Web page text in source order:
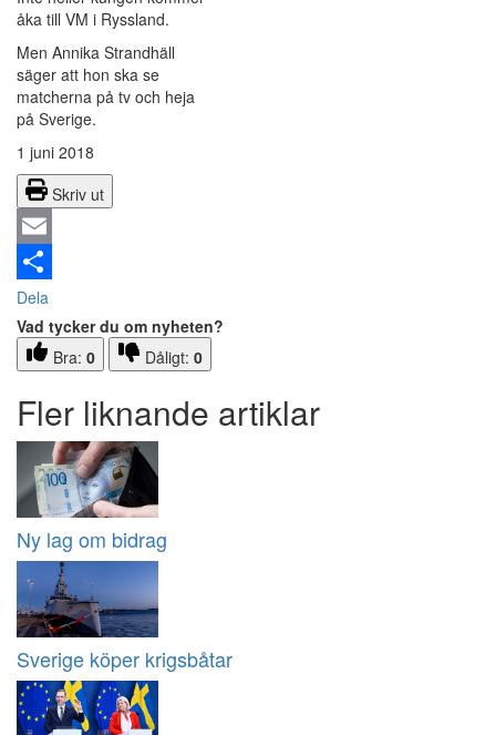
åka till VM i Ryssland.
Men Annika Strandhäll
säger att hon ska se
matcherna på tv och heja
på Sverige.
1 juni 2018
Skriv ut
Email
Dela
Vad tycker du om nyheten?
Bra: 0 Dåligt: 0
Fler liknande artiklar
Ny lag om bidrag
Sverige köper krigsbåtar